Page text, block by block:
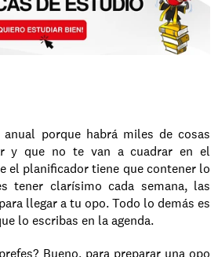
anual porque habrá miles de cosas
y que no te van a cuadrar en el
el planificador tiene que contener lo
tener clarísimo cada semana, las
llegar a tu opo. Todo lo demás es
lo escribas en la agenda.
Bueno, para preparar una opo